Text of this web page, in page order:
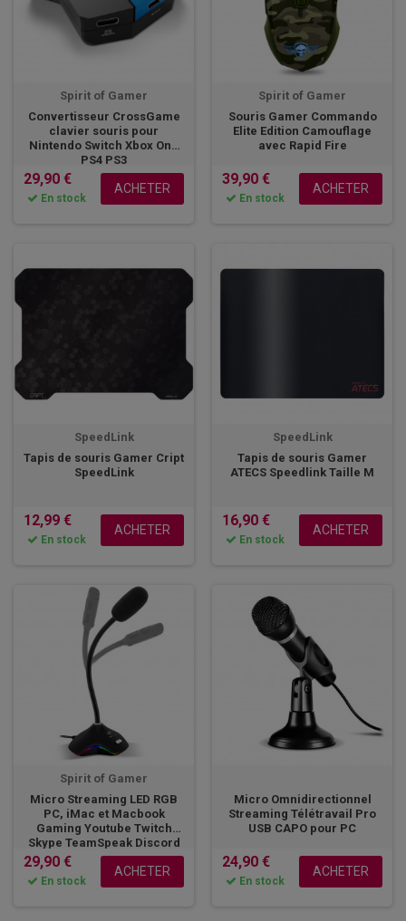
Spirit of Gamer
Convertisseur CrossGame
clavier souris pour
Nintendo Switch Xbox One
PS4 PS3
29,90 €
En stock
ACHETER
Spirit of Gamer
Souris Gamer Commando
Elite Edition Camouflage
avec Rapid Fire
39,90 €
En stock
ACHETER
SpeedLink
Tapis de souris Gamer Cript
SpeedLink
12,99 €
En stock
ACHETER
SpeedLink
Tapis de souris Gamer
ATECS Speedlink Taille M
16,90 €
En stock
ACHETER
Spirit of Gamer
Micro Streaming LED RGB
PC, iMac et Macbook
Gaming Youtube Twitch
Skype TeamSpeak Discord
29,90 €
En stock
ACHETER
Micro Omnidirectionnel
Streaming Télétravail Pro
USB CAPO pour PC
24,90 €
En stock
ACHETER